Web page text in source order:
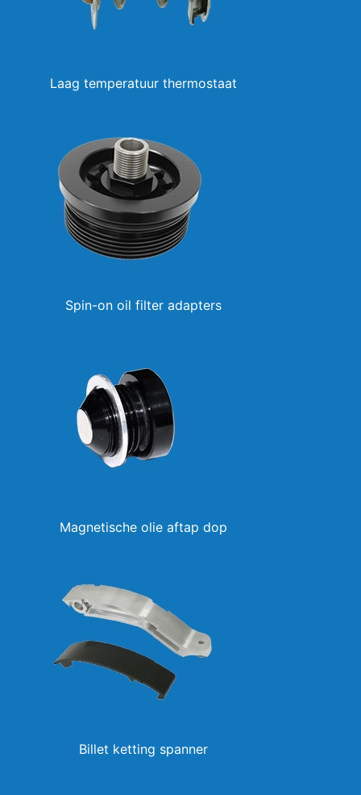
Laag temperatuur thermostaat
Spin-on oil filter adapters
Magnetische olie aftap dop
Billet ketting spanner